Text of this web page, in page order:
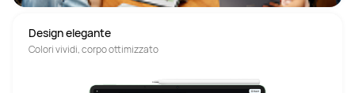
Design elegante
Colori vividi, corpo ottimizzato